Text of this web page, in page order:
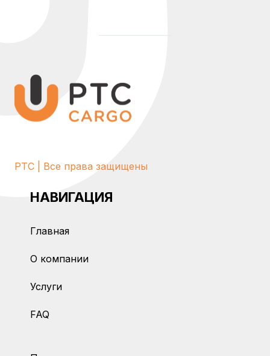
PTC | Все права защищены
НАВИГАЦИЯ
Главная
О компании
Услуги
FAQ